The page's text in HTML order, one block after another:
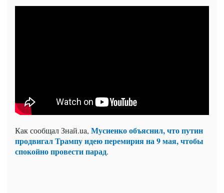
Как сообщал Знай.ua, Мусиенко объяснил, что путин
продвигал Трампу идею перемирия на 9 мая, чтобы
спокойно провести парад.